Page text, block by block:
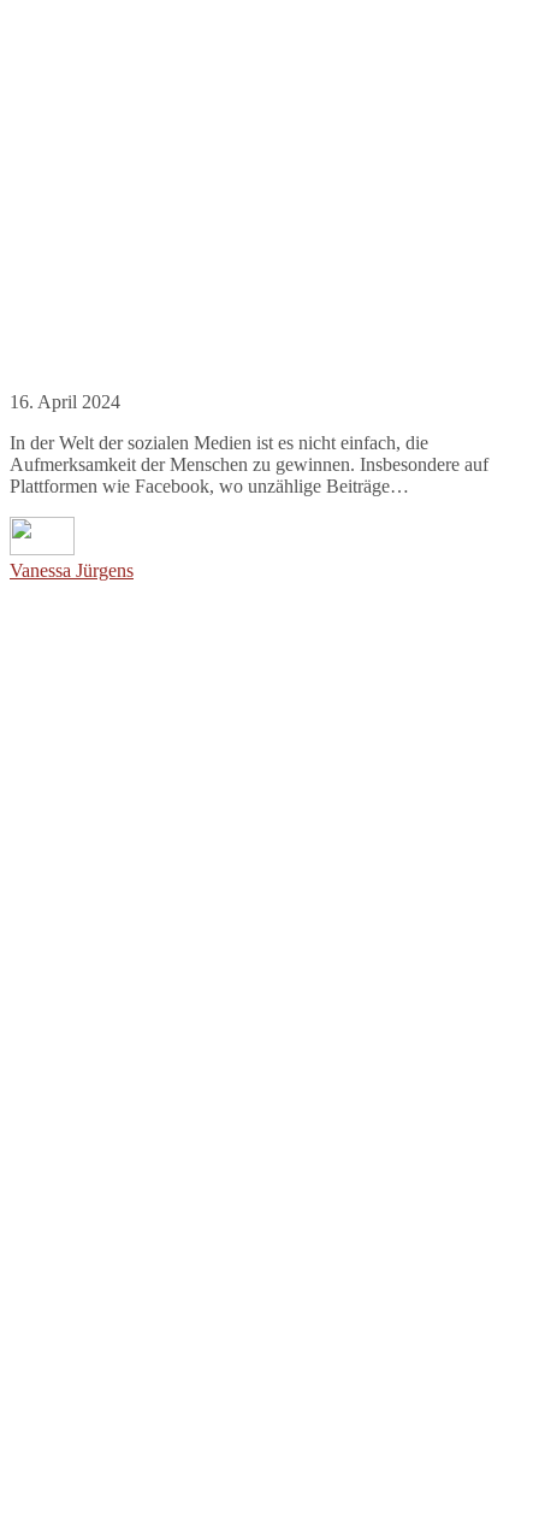
16. April 2024
In der Welt der sozialen Medien ist es nicht einfach, die
Aufmerksamkeit der Menschen zu gewinnen. Insbesondere auf
Plattformen wie Facebook, wo unzählige Beiträge…
Vanessa Jürgens